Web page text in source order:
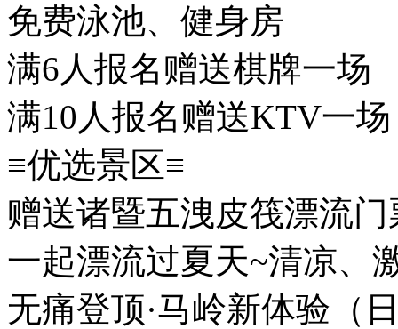
免费泳池、健身房
满6人报名赠送棋牌一场
满10人报名赠送KTV一场
≡优选景区≡
赠送诸暨五洩皮筏漂流门
一起漂流过夏天~清凉、
无痛登顶·马岭新体验（